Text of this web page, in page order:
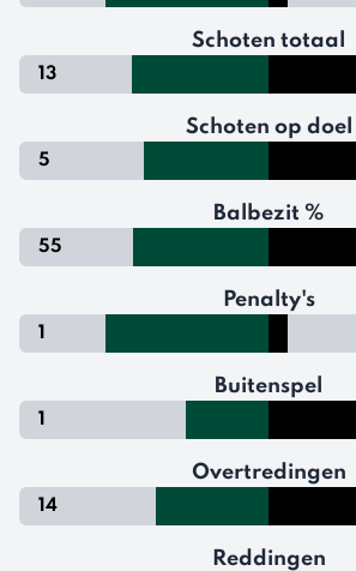
Schoten totaal
13
Schoten op doel
5
Balbezit %
55
Penalty's
1
Buitenspel
1
Overtredingen
14
Reddingen